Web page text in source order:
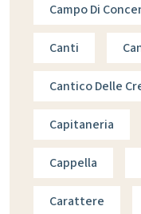
Campo Di
Canti
Cantico Delle
Capitaneria
Cappella
Carattere